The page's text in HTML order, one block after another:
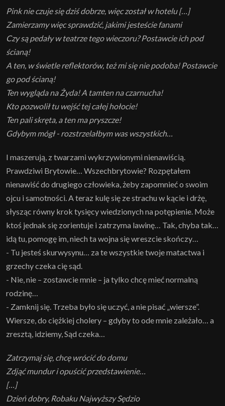
Pink nie czuje się dziś dobrze, więc został w hotelu […]
Zamierzamy więc sprawdzić, jakimi jesteście fanami
Czy są pedały w teatrze tego wieczoru? Postawcie ich pod
ścianą!
A ten, w świetle reflektorów, też mi się nie podoba! Postawcie
go pod ścianą!
Ten wygląda na Żyda! A tamten na czarnucha!
Kto pozwolił tu wejść tej całej hołocie!
Ten pali skręta, a ten ma pryszcze!
Gdybym mógł - rozstrzelałbym was wszystkich…
I maszerują, z twarzami wykrzywionymi nienawiścią.
Prawdziwi Brytowie… Wszechbrytowie? Rozpętałem
nienawiść do drugiego człowieka, żeby zapomnieć o swoim
ojcu i samotności. A teraz kulę się ze strachu w kącie i drżę,
słysząc równy krok tysięcy wiedzionych na potępienie. Może
ktoś jednak się zorientuje i zatrzyma lawinę… Tak, chyba tak…
idą tu, pomogę im, niech ta wojna się wreszcie skończy…
- Tu jesteś skurwysynu… za te wszystkie twoje matactwa i
grzechy czeka cię sąd.
- Nie, nie – zostawcie mnie – ja tylko chcę mieć normalną
rodzinę…
- Zamknij się. Trzeba było się uczyć, a nie pisać „wiersze”.
Wiersze, do ciężkiej cholery – gdyby to ode mnie zależało… a
zresztą, idziemy, Sąd czeka…
Zatrzymaj się, chcę wrócić do domu
Zdjąć mundur i opuścić przedstawienie…
[…]
Dzień dobry, Robaku Najwyższy Sędzio